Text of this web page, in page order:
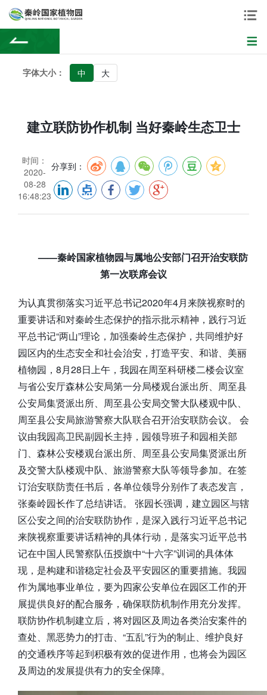
字体大小： 中 大
建立联防协作机制 当好秦岭生态卫士
时间：
2020-
08-28
16:48:23
分享到：
——秦岭国家植物园与属地公安部门召开治安联防
第一次联席会议
为认真贯彻落实习近平总书记2020年4月来陕视察时的
重要讲话和对秦岭生态保护的指示批示精神，践行习近
平总书记“两山”理论，加强秦岭生态保护，共同维护好
园区内的生态安全和社会治安，打造平安、和谐、美丽
植物园，8月28日上午，我园在周至科研楼二楼会议室
与省公安厅森林公安局第一分局楼观台派出所、周至县
公安局集贤派出所、周至县公安局交警大队楼观中队、
周至县公安局旅游警察大队联合召开治安联防会议。 会
议由我园高卫民副园长主持，园领导班子和园相关部
门、森林公安楼观台派出所、周至县公安局集贤派出所
及交警大队楼观中队、旅游警察大队等领导参加。在签
订治安联防责任书后，各单位领导分别作了表态发言，
张秦岭园长作了总结讲话。 张园长强调，建立园区与辖
区公安之间的治安联防协作，是深入践行习近平总书记
来陕视察重要讲话精神的具体行动，是落实习近平总书
记在中国人民警察队伍授旗中“十六字”训词的具体体
现，是构建和谐稳定社会及平安园区的重要措施。我园
作为属地事业单位，要为四家公安单位在园区工作的开
展提供良好的配合服务，确保联防机制作用充分发挥。
联防协作机制建立后，将对园区及周边各类治安案件的
查处、黑恶势力的打击、“五乱”行为的制止、维护良好
的交通秩序等起到积极有效的促进作用，也将会为园区
及周边的发展提供有力的安全保障。